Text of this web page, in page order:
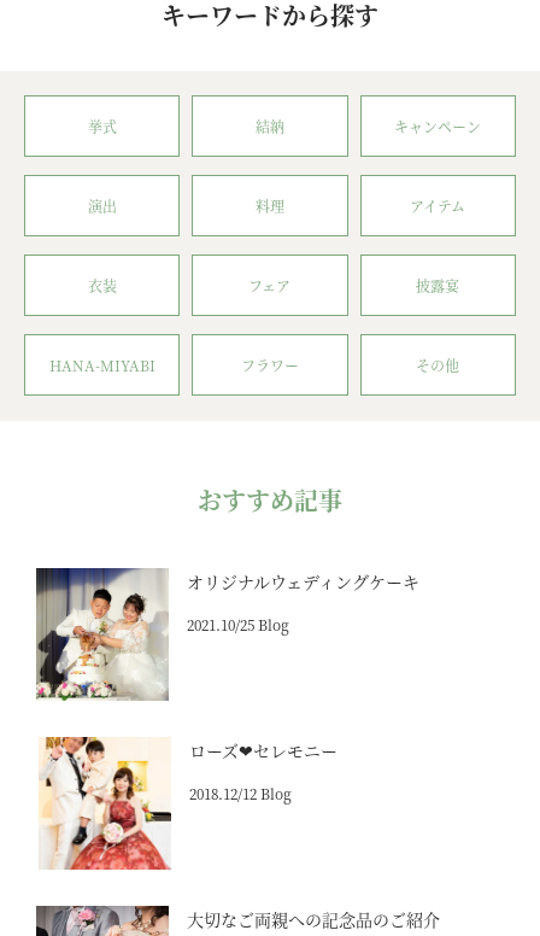
キーワードから探す
挙式 結納 キャンペーン
演出 料理 アイテム
衣装 フェア 披露宴
HANA-MIYABI フラワー その他
おすすめ記事
オリジナルウェディングケーキ
2021.10/25 Blog
ローズ❤セレモニー
2018.12/12 Blog
大切なご両親への記念品のご紹介